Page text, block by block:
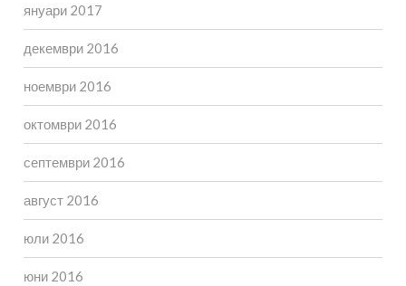
януари 2017
декември 2016
ноември 2016
октомври 2016
септември 2016
август 2016
юли 2016
юни 2016